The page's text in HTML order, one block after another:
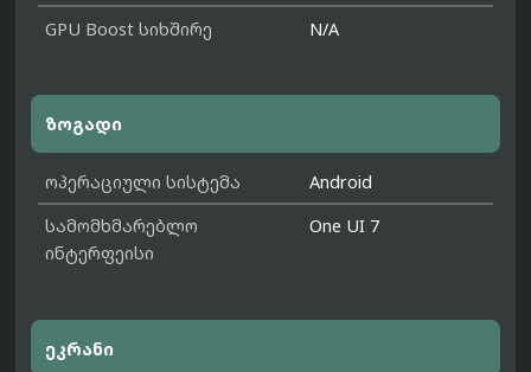
GPU Boost სიხშირე
N/A
ზოგადი
ოპერაციული სისტემა
Android
სამომხმარებლო
ინტერფეისი
One UI 7
ეკრანი